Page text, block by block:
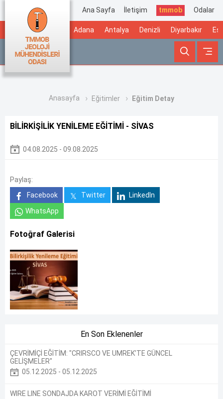
Ana Sayfa İletişim tmmob Odalar
Adana Antalya Denizli Diyarbakır
Anasayfa Eğitimler Eğitim Detay
BİLİRKİŞİLİK YENİLEME EĞİTİMİ - SİVAS
04.08.2025 - 09.08.2025
Paylaş:
Facebook
Twitter
LinkedIn
WhatsApp
Fotoğraf Galerisi
En Son Eklenenler
ÇEVRİMİÇİ EĞİTİM: "CRIRSCO VE UMREK’TE GÜNCEL
GELİŞMELER"
05.12.2025 - 05.12.2025
WIRE LINE SONDAJDA KAROT VERİMİ EĞİTİMİ